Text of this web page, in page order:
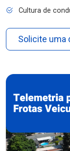
Cultura de
Solicite uma